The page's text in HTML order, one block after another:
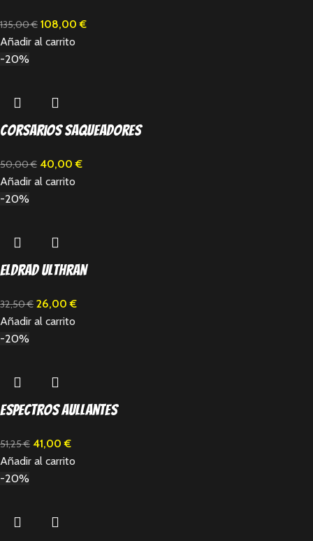
135,00€ 108,00€
Añadir al carrito
-20%
Corsarios Saqueadores
50,00€ 40,00€
Añadir al carrito
-20%
Eldrad Ulthran
32,50€ 26,00€
Añadir al carrito
-20%
Espectros aullantes
51,25€ 41,00€
Añadir al carrito
-20%